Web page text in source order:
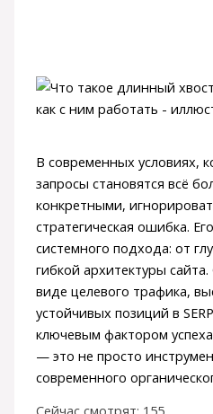
В современных условиях,
запросы становятся всё
конкретными,
стратегическая ошибка.
системного подхода: от
гибкой архитектуры
виде целевого трафика,
устойчивых позиций в
ключевым фактором
— это не просто
современного
Сейчас смотрят: 155